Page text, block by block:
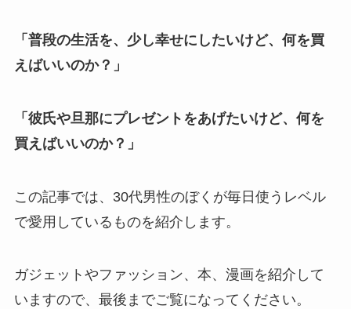
「普段の生活を、少し幸せにしたいけど、何を買
えばいいのか？」
「彼氏や旦那にプレゼントをあげたいけど、何を
買えばいいのか？」
この記事では、30代男性のぼくが毎日使うレベル
で愛用しているものを紹介します。
ガジェットやファッション、本、漫画を紹介して
いますので、最後までご覧になってください。